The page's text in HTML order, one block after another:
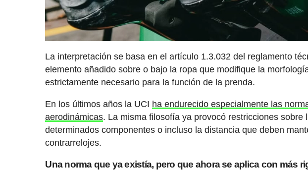
La interpretación se basa en el artículo 1.3.032 del reglamento
elemento añadido sobre o bajo la ropa que modifique la
estrictamente necesario para la función de la prenda.
En los últimos años la UCI ha endurecido especialmente las
aerodinámicas. La misma filosofía ya provocó restricciones
determinados componentes o incluso la distancia que deben
contrarrelojes.
Una norma que ya existía, pero que ahora se aplica con más